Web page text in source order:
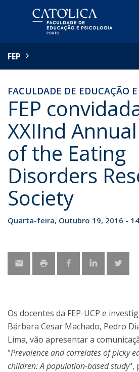
FEP
FACULDADE DE EDUCAÇÃO
FEP
XXIInd
of the Eating
Disorders
Society
Quarta-feira, Outubro 19, 2016 -
Os docentes da FEP-UCP e
Bárbara Cesar Machado, Pedro
Lima, vão apresentar a
"Prevalence and correlates of picky
children: A population-based study",